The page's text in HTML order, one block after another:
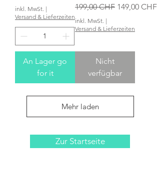
inkl. MwSt. |
Versand & Lieferzeiten
An Lager go
for it
Standardpreis
199,00 CHF Sale-Preis
149,00 CHF
inkl. MwSt. |
Versand & Lieferzeiten
Nicht
verfügbar
Mehr laden
Zur Startseite